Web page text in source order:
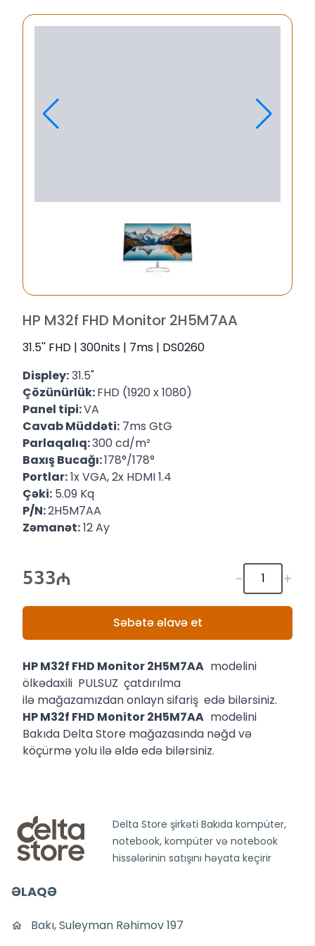
HP M32f FHD Monitor 2H5M7AA
31.5'' FHD | 300nits | 7ms | DS0260
Displey:31.5"
Çözünürlük:FHD (1920 x 1080)
Panel tipi:VA
Cavab Müddəti: 7ms GtG
Parlaqalıq:300 cd/m²
Baxış Bucağı:178°/178°
Portlar:1x VGA, 2x HDMI 1.4
Çəki: 5.09 Kq
P/N:2H5M7AA
Zəmanət:12 Ay
533 - +
Səbətə əlavə et
HP M32f FHD Monitor 2H5M7AA modelini
ölkədaxili PULSUZ çatdırılma
ilə mağazamızdan onlayn sifariş edə bilərsiniz.
HP M32f FHD Monitor 2H5M7AA modelini
Bakıda Delta Store mağazasında nəğd və
köçürmə yolu ilə əldə edə bilərsiniz.
Delta Store şirkəti Bakıda kompüter,
notebook, kompüter və notebook
hissələrinin satışını həyata keçirir
ƏLAQƏ
Bakı, Suleyman Rəhimov 197